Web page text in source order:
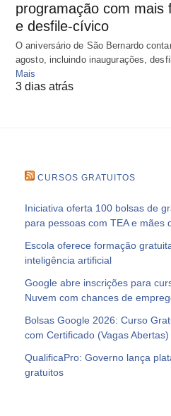
programação com mais
e desfile-cívico
O aniversário de São Bernardo
agosto, incluindo inaugurações,
Mais
3 dias atrás
CURSOS GRATUITOS
Iniciativa oferta 100 bolsas de
para pessoas com TEA e mães
Escola oferece formação
inteligência artificial
Google abre inscrições para
Nuvem com chances de
Bolsas Google 2026: Curso
com Certificado (Vagas Abertas)
QualificaPro: Governo lança
gratuitos